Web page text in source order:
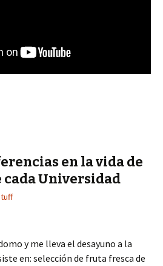
en la vida de
cada Universidad
y me lleva el desayuno a la
en: selección de fruta fresca de